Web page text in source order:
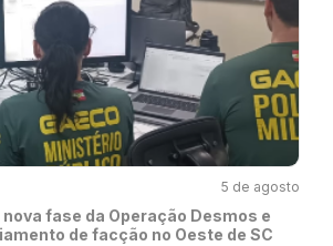
5 de agosto
nova fase da Operação Desmos e
de facção no Oeste de SC